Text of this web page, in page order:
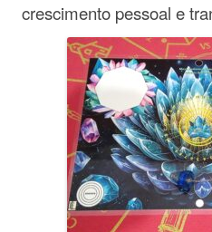
crescimento pessoal e